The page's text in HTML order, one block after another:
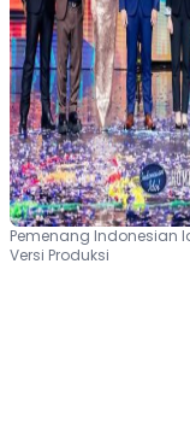
Pemenang Indonesian
Versi Produksi